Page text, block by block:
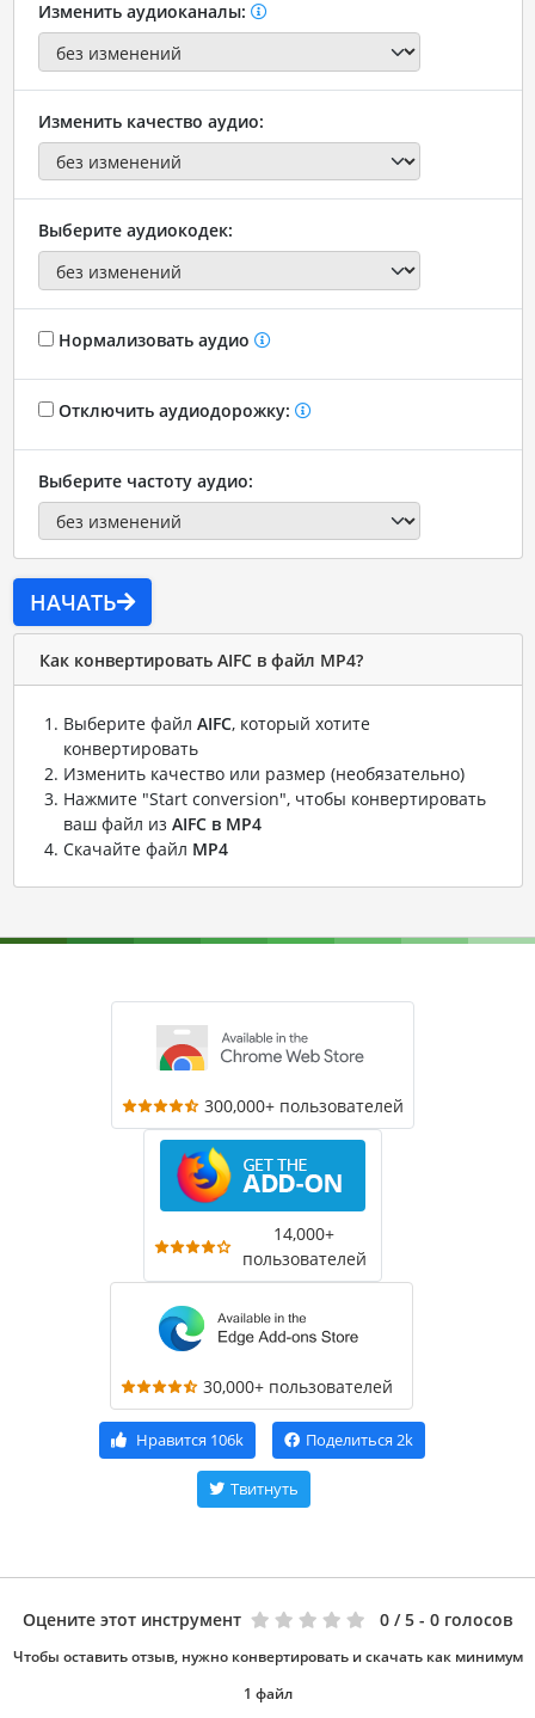
Изменить аудиоканалы:
Изменить качество аудио:
Выберите аудиокодек:
Нормализовать аудио
Отключить аудиодорожку:
Выберите частоту аудио:
НАЧАТЬ
Как конвертировать AIFC в файл MP4?
Выберите файл AIFC, который хотите
конвертировать
Изменить качество или размер (необязательно)
Нажмите "Start conversion", чтобы конвертировать
ваш файл из AIFC в MP4
Скачайте файл MP4
300,000+ пользователей
14,000+
пользователей
30,000+ пользователей
Нравится 106k Поделиться 2k
Твитнуть
Оцените этот инструмент 0 / 5 - 0 голосов
Чтобы оставить отзыв, нужно конвертировать и скачать как минимум
1 файл